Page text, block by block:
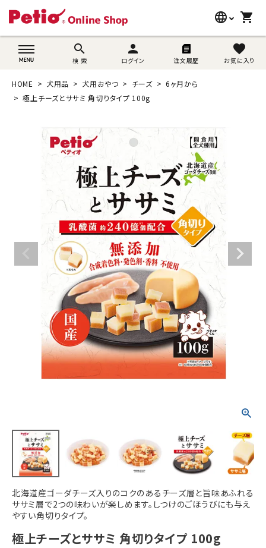
language
wovn-lang-name
shopping_cart
search
検 索
person
ログイン 注文履歴
favorite
お気に入り
search
猫用品
ブランド別に探す
目的別に探す
ご利用案内
ACCOUNT MENU
ようこそ ゲスト 様
ログイン person 新規会員登録
HOME 犬用品 犬用おやつ チーズ
6ヶ月から
極上チーズとササミ 角切りタイプ 100g
北海道産ゴーダチーズ入りのコクのあるチーズ層と旨味あふれる
ササミ層で2つの味わいが楽しめます。しつけのごほうびにも与え
やすい角切りタイプ。
極上チーズとササミ 角切りタイプ 100g